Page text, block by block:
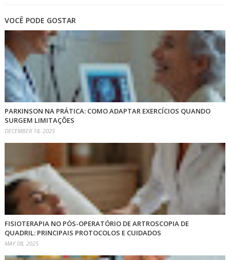
VOCÊ PODE GOSTAR
PARKINSON NA PRÁTICA: COMO ADAPTAR EXERCÍCIOS QUANDO
SURGEM LIMITAÇÕES
DECEMBER 18, 2025
FISIOTERAPIA NO PÓS-OPERATÓRIO DE ARTROSCOPIA DE
QUADRIL: PRINCIPAIS PROTOCOLOS E CUIDADOS
MAY 08, 2025